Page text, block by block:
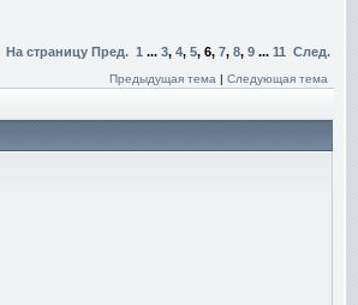
На страницу Пред. 1 ... 3, 4, 5, 6, 7, 8, 9 ... 11 След.
Предыдущая тема | Следующая тема